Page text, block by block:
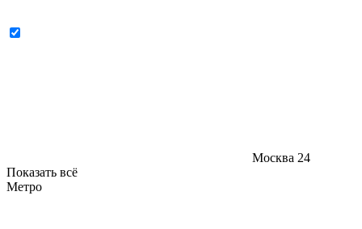
Москва 24
Показать всё
Метро